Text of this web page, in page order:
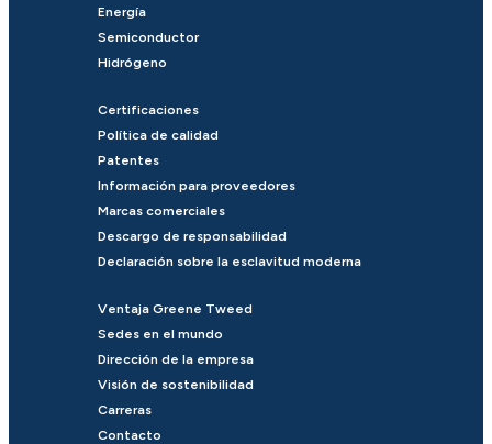
Energía
Semiconductor
Hidrógeno
Certificaciones
Política de calidad
Patentes
Información para proveedores
Marcas comerciales
Descargo de responsabilidad
Declaración sobre la esclavitud moderna
Ventaja Greene Tweed
Sedes en el mundo
Dirección de la empresa
Visión de sostenibilidad
Carreras
Contacto